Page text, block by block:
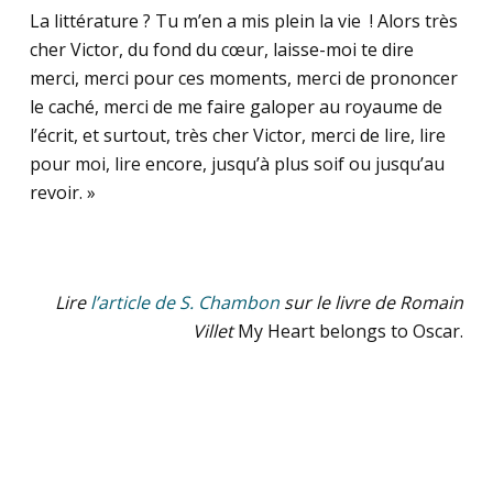
La littérature ? Tu m’en a mis plein la vie ! Alors très
cher Victor, du fond du cœur, laisse-moi te dire
merci, merci pour ces moments, merci de prononcer
le caché, merci de me faire galoper au royaume de
l’écrit, et surtout, très cher Victor, merci de lire, lire
pour moi, lire encore, jusqu’à plus soif ou jusqu’au
revoir. »
Lirel’article de S. Chambon sur le livre de Romain
VilletMy Heart belongs to Oscar.